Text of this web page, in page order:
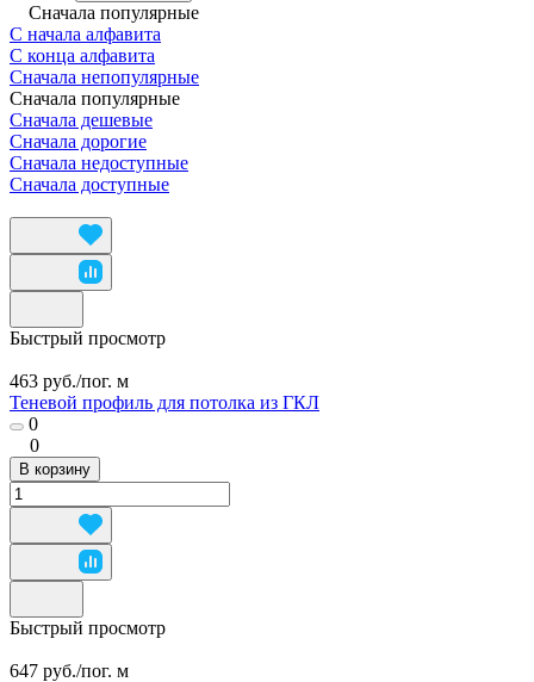
Сначала популярные
С начала алфавита
С конца алфавита
Сначала непопулярные
Сначала популярные
Сначала дешевые
Сначала дорогие
Сначала недоступные
Сначала доступные
Быстрый просмотр
463 руб./пог. м
Теневой профиль для потолка из ГКЛ
0
0
В корзину
Быстрый просмотр
647 руб./пог. м